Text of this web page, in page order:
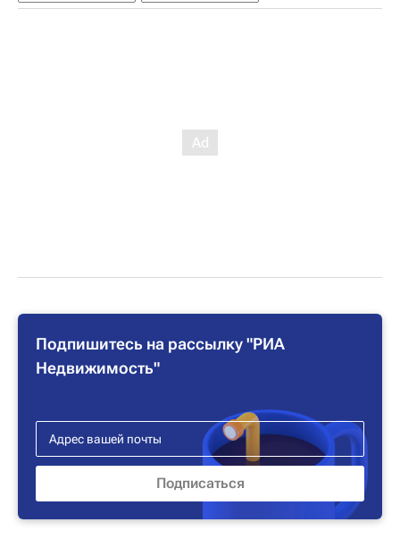
Подпишитесь на рассылку "РИА
Недвижимость"